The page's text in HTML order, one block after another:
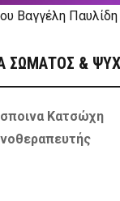
Βαγγέλη Παυλίδη
ΣΩΜΑΤΟΣ &
Κατσώχη